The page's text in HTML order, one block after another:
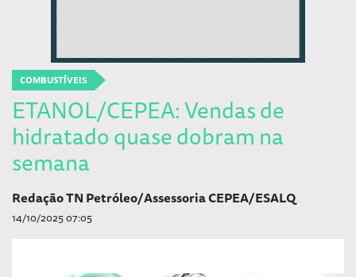
COMBUSTÍVEIS
ETANOL/CEPEA: Vendas de
hidratado quase dobram na
semana
Redação TN Petróleo/Assessoria CEPEA/ESALQ
14/10/2025 07:05